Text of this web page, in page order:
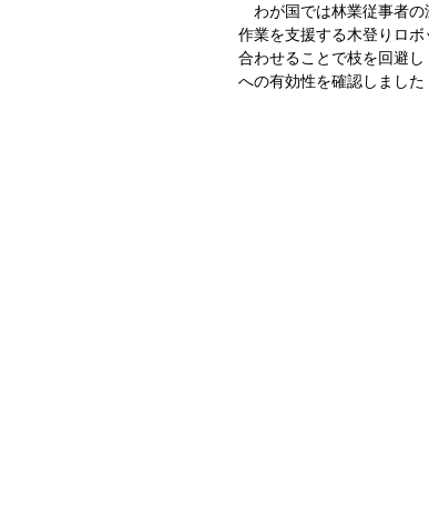
わが国では林業従事者の
作業を支援する木登りロ
合わせることで枝を回避
への有効性を確認しまし